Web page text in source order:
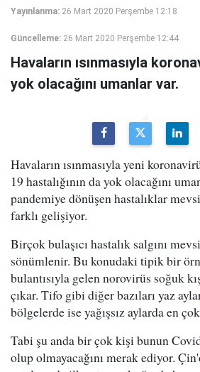
Yayınlanma: 26 Mart 2020 Perşembe 12:18
Güncelleme: 26 Mart 2020 Perşembe 12:44
Havaların ısınmasıyla
yok olacağını umanlar var.
Havaların ısınmasıyla yeni
19 hastalığının da yok olacağını
pandemiye dönüşen hastalıklar
farklı gelişiyor.
Birçok bulaşıcı hastalık salgını
sönümlenir. Bu konudaki tipik bir
bulantısıyla gelen norovirüs soğuk
çıkar. Tifo gibi diğer bazıları yaz
bölgelerde ise yağışsız aylarda en çok
Tabi şu anda bir çok kişi bunun
olup olmayacağını merak ediyor.